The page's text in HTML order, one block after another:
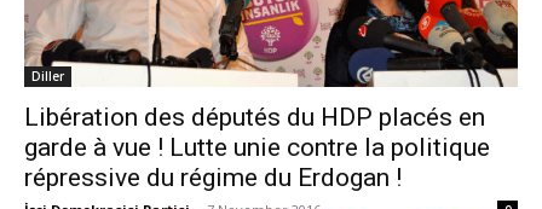
Diller
Libération des députés du HDP placés en
garde à vue ! Lutte unie contre la politique
répressive du régime du Erdogan !